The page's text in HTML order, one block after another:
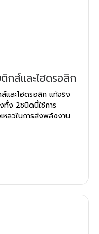
กส์และไฮดรอลิก
และไฮดรอลิก แท้จริง
ทั้ง 2ชนิดนี้ใช้การ
หลวในการส่งพลังงาน